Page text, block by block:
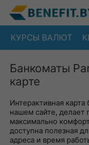
КУРСЫ ВАЛЮТ
Банкоматы
карте
Интерактивная
нашем сайте, делает
максимально
доступна полезная
адреса и время